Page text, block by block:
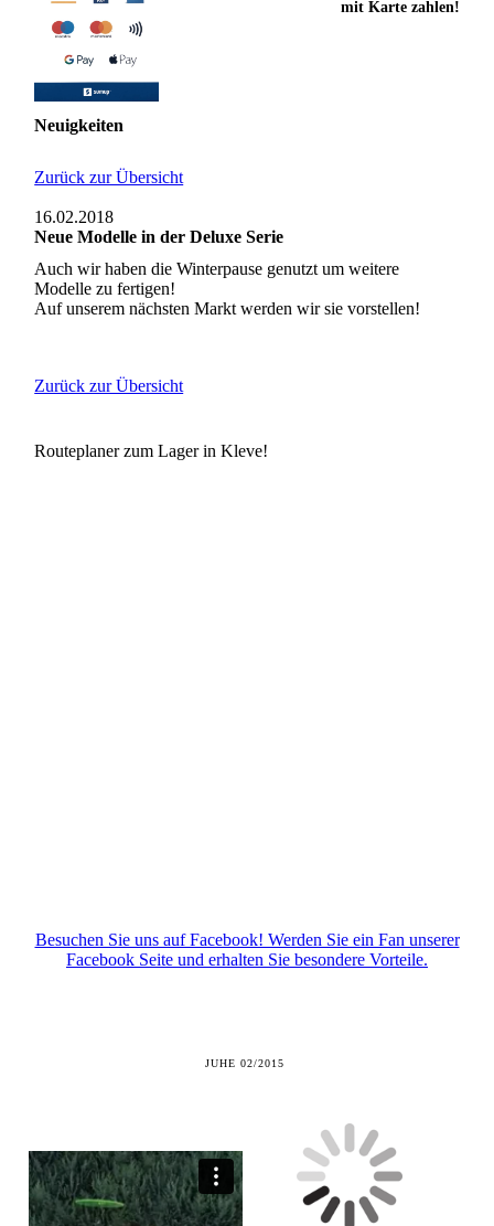
mit Karte zahlen!
Neuigkeiten
Zurück zur Übersicht
16.02.2018
Neue Modelle in der Deluxe Serie
Auch wir haben die Winterpause genutzt um weitere
Modelle zu fertigen!
Auf unserem nächsten Markt werden wir sie vorstellen!
Zurück zur Übersicht
Routeplaner zum Lager in Kleve!
Besuchen Sie uns auf Facebook! Werden Sie ein Fan unserer
Facebook Seite und erhalten Sie besondere Vorteile.
JUHE 02/2015